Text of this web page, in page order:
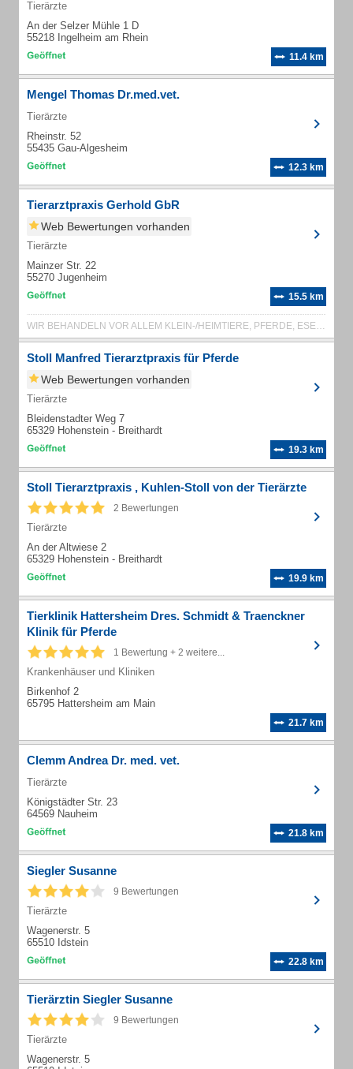
Tierärzte
An der Selzer Mühle 1 D
55218 Ingelheim am Rhein
11.4 km
Mengel Thomas Dr.med.vet.
Tierärzte
Rheinstr. 52
55435 Gau-Algesheim
12.3 km
Tierarztpraxis Gerhold GbR
Web Bewertungen vorhanden
Tierärzte
Mainzer Str. 22
55270 Jugenheim
15.5 km
WIR BEHANDELN VOR ALLEM KLEIN-/HEIMTIERE, PFERDE, ESEL UND LAMA, SOWIE AUCH NU...
Stoll Manfred Tierarztpraxis für Pferde
Web Bewertungen vorhanden
Tierärzte
Bleidenstadter Weg 7
65329 Hohenstein - Breithardt
19.3 km
Stoll Tierarztpraxis , Kuhlen-Stoll von der Tierärzte
2 Bewertungen
Tierärzte
An der Altwiese 2
65329 Hohenstein - Breithardt
19.9 km
Tierklinik Hattersheim Dres. Schmidt & Traenckner
Klinik für Pferde
1 Bewertung + 2 weitere...
Krankenhäuser und Kliniken
Birkenhof 2
65795 Hattersheim am Main
21.7 km
Clemm Andrea Dr. med. vet.
Tierärzte
Königstädter Str. 23
64569 Nauheim
21.8 km
Siegler Susanne
9 Bewertungen
Tierärzte
Wagenerstr. 5
65510 Idstein
22.8 km
Tierärztin Siegler Susanne
9 Bewertungen
Tierärzte
Wagenerstr. 5